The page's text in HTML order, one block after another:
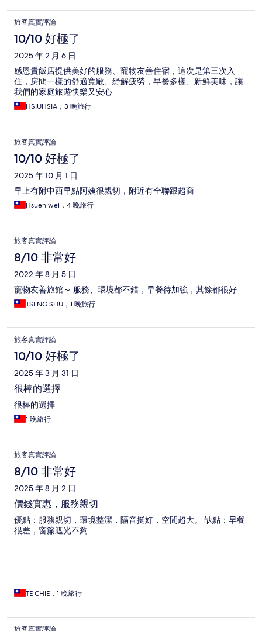
旅客真實評論
10/10 好極了
2025 年 2 月 6 日
感恩貴飯店提供美好的服務、寵物友善住宿，這次是第三次入
住，房間一樣的舒適寬敞、紓解疲勞，早餐多樣、新鮮美味，讓
我們的家庭旅遊快樂又安心
HSIUHSIA，3 晚旅行
旅客真實評論
10/10 好極了
2025 年 10 月 1 日
早上有附中西早點阿姨很親切，附近有全聯跟超商
Hsueh wei，4 晚旅行
旅客真實評論
8/10 非常好
2022 年 8 月 5 日
寵物友善旅館～ 服務、環境都不錯，早餐待加強，其餘都很好
TSENG SHU，1 晚旅行
旅客真實評論
10/10 好極了
2025 年 3 月 31 日
很棒的選擇
很棒的選擇
1 晚旅行
旅客真實評論
8/10 非常好
2025 年 8 月 2 日
價錢實惠，服務親切
優點：服務親切，環境整潔，隔音挺好，空間超大。 缺點：早餐
很差，窗簾遮光不夠
TE CHIE，1 晚旅行